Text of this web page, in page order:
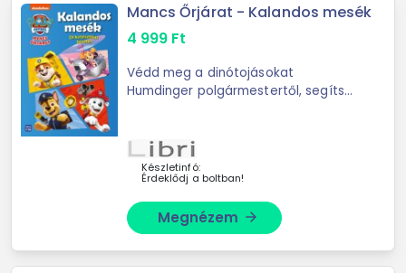
Mancs Őrjárat - Kalandos mesék
4 999 Ft
Védd meg a dinótojásokat
Humdinger polgármestertől, segíts
barátságosan fogadják a kis hősök
az új ...
Készletinfó:
Érdeklődj a boltban!
Megnézem arrow_forward